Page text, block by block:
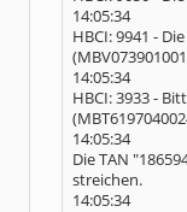
14:05:34
HBCI: 9941 -
14:05:34
HBCI: 3933 -
14:05:34
Die TAN
streichen.
14:05:34